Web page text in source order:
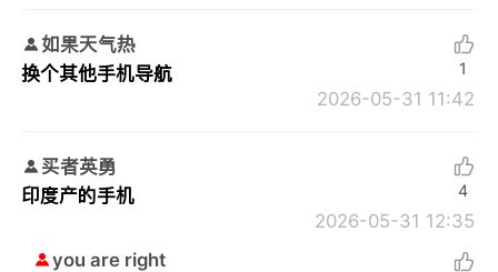
如果天气热
换个其他手机导航
2026-05-31 11:42
1
买者英勇
印度产的手机
2026-05-31 12:35
4
you are right